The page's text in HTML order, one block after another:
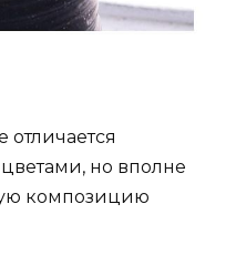
отличается
но вполне
композицию